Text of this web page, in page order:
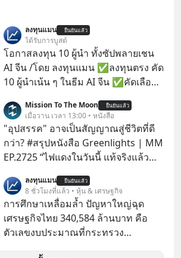
ลงทุนแมน ยืนยันแล้ว
ได้รับการบูสต์
โอกาสลงทุน 10 ผู้นำ ทั้งซัปพลายเชน
AI จีน /โดย ลงทุนแมน ✅ลงทุนตรง คัด
10 ผู้นำเน้น ๆ ในธีม AI จีน ✅คัดเลือก
เจ้าของผู้นำ AI จีน ตั้งแต่โรงงานผลิตชิป
หน่วยความจำ โมเดล AI ยันหุ่นยนต์
✅ได้การรับยกเว้นภาษี Capital Gain
ตามกฎหมายภาษีของประเทศไทย
Mission To The Moon ยืนยันแล้ว
เมื่อวาน เวลา 13:00 • หนังสือ
"อุปสรรค" อาจเป็นสัญญาณสู่ชีวิตที่ดี
กว่า? #สรุปหนังสือ Greenlights | MM
EP.2725 “ไฟแดงในวันนี้ แท้จริงแล้ว
เปลี่ยนสี” McConaughey ดาราดาวรุ่ง
ในยุคหนึ่ง เคยปฏิเสธเงินค่าตัวหนังรอม
คอมที่สูงถึง 14.5 ล้านดอลลาร์ (หรือ
ราว 500 ล้านบาท) เพียงเพราะเขาไม่
ลงทุนแมน ยืนยันแล้ว
8 ชั่วโมงที่แล้ว • หุ้น & เศรษฐกิจ
การศึกษาเหลื่อมล้ำ ปัญหาใหญ่ฉุด
เศรษฐกิจไทย 340,584 ล้านบาท คือ
ตัวเลขงบประมาณที่กระทรวง